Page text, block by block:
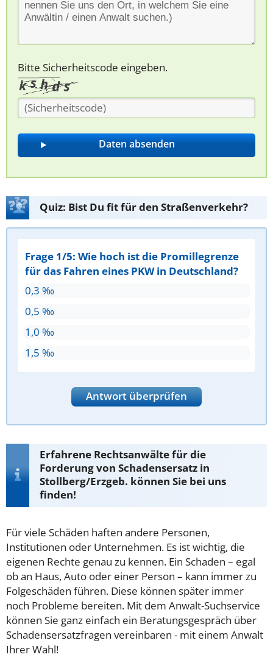
Bitte Sicherheitscode eingeben.
Quiz: Bist Du fit für den Straßenverkehr?
Frage 1/5: Wie hoch ist die Promillegrenze
für das Fahren eines PKW in Deutschland?
0,3 ‰
0,5 ‰
1,0 ‰
1,5 ‰
Antwort überprüfen
Erfahrene Rechtsanwälte für die
Forderung von Schadensersatz in
Stollberg/Erzgeb. können Sie bei uns
finden!
Für viele Schäden haften andere Personen,
Institutionen oder Unternehmen. Es ist wichtig, die
eigenen Rechte genau zu kennen. Ein Schaden – egal
ob an Haus, Auto oder einer Person – kann immer zu
Folgeschäden führen. Diese können später immer
noch Probleme bereiten. Mit dem Anwalt-Suchservice
können Sie ganz einfach ein Beratungsgespräch über
Schadensersatzfragen vereinbaren - mit einem Anwalt
Ihrer Wahl!